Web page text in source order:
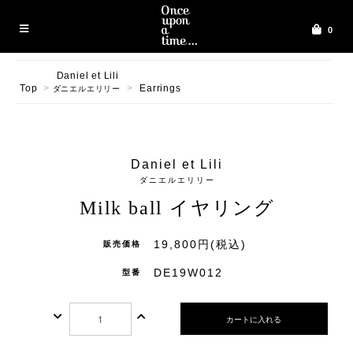
0
Top >
Daniel et Lili
ダニエルエリリー > Earrings
Daniel et Lili
ダニエルエリリー
Milk ball イヤリング
販売価格 19,800円(税込)
型番 DE19W012
カートに入れる